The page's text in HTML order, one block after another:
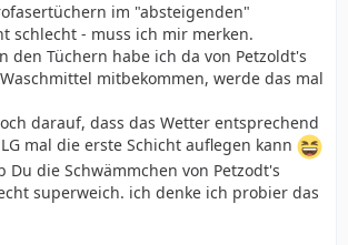
im "absteigenden"
schlecht - muss ich mir merken.
den Tüchern habe ich da von Petzoldt's
mitbekommen, werde das mal
darauf, dass das Wetter entsprechend
mal die erste Schicht auflegen kann
Du die Schwämmchen von Petzodt's
superweich. ich denke ich probier das